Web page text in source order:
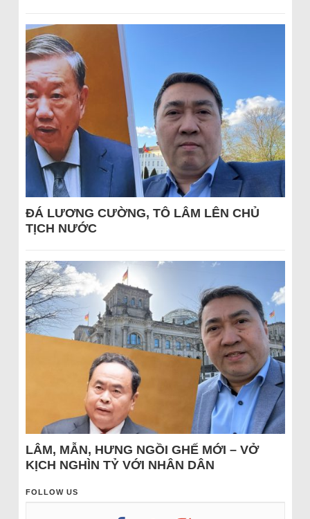
ĐÁ LƯƠNG CƯỜNG, TÔ LÂM LÊN CHỦ
TỊCH NƯỚC
LÂM, MẪN, HƯNG NGỒI GHẾ MỚI – VỞ
KỊCH NGHÌN TỶ VỚI NHÂN DÂN
FOLLOW US